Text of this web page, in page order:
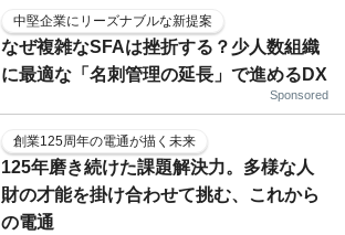
中堅企業にリーズナブルな新提案
なぜ複雑なSFAは挫折する？少人数組織
に最適な「名刺管理の延長」で進めるDX
Sponsored
創業125周年の電通が描く未来
125年磨き続けた課題解決力。多様な人
財の才能を掛け合わせて挑む、これから
の電通